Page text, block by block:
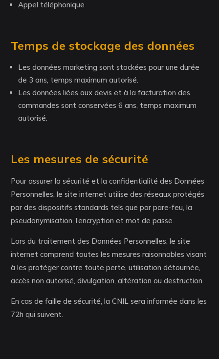
Appel téléphonique
Temps de stockage des données
Les données marketing sont stockées pour une durée
de 3 ans, temps maximum autorisé.
Les données liées aux devis et à la facturation des
commandes sont conservées 6 ans, temps maximum
autorisé.
Les mesures de sécurité
Pour assurer la sécurité et la confidentialité des Données
Personnelles, le site internet utilise des réseaux protégés
par des dispositifs standards tels que par pare-feu, la
pseudonymisation, l’encryption et mot de passe.
Lors du traitement des Données Personnelles, le site
internet comprend toutes les mesures raisonnables visant
à les protéger contre toute perte, utilisation détournée,
accès non autorisé, divulgation, altération ou destruction.
En cas de faille de sécurité, la CNIL sera informée dans les
72h qui suivent.